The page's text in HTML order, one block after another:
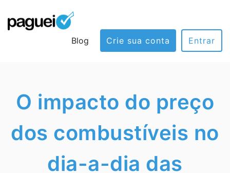
Blog Crie sua conta Entrar
O impacto do preço
dos combustíveis no
dia-a-dia das